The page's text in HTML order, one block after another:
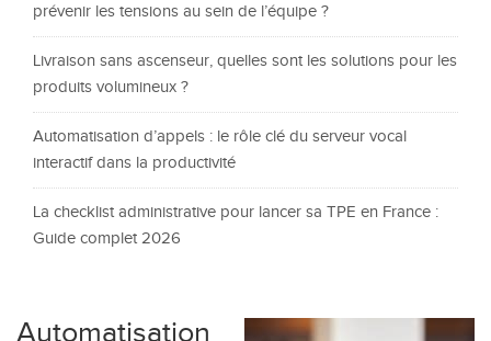
prévenir les tensions au sein de l’équipe ?
Livraison sans ascenseur, quelles sont les solutions pour les
produits volumineux ?
Automatisation d’appels : le rôle clé du serveur vocal
interactif dans la productivité
La checklist administrative pour lancer sa TPE en France :
Guide complet 2026
Automatisation